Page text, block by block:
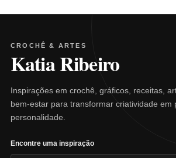
CROCHÊ & ARTES
Katia Ribeiro
Inspirações em crochê, gráficos, receitas,
bem-estar para transformar criatividade em
personalidade.
Encontre uma inspiração